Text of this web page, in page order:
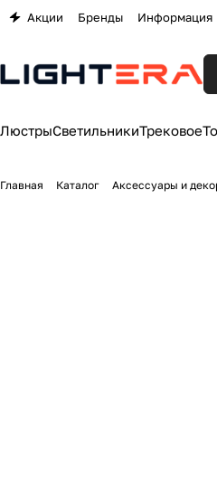
Акции Бренды Информация
ЛюстрыСветильникиТрековое
Главная Каталог Аксессуары и